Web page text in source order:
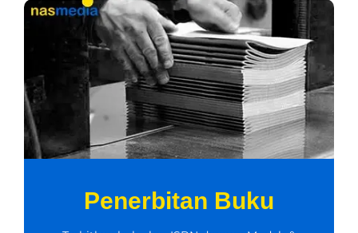
Penerbitan Buku